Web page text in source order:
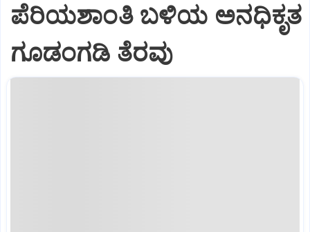
ಪೆರಿಯಶಾಂತಿ ಬಳಿಯ ಅನಧಿಕೃತ
ಗೂಡಂಗಡಿ ತೆರವು